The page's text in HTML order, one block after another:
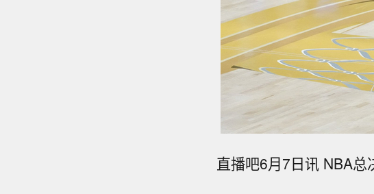
直播吧6月7日讯 NBA总